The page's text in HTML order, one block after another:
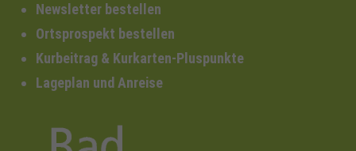
Newsletter bestellen
Ortsprospekt bestellen
Kurbeitrag & Kurkarten-Pluspunkte
Lageplan und Anreise